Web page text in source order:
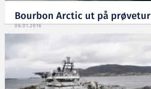
Bourbon Arctic ut på prøvetur
06.01.2016